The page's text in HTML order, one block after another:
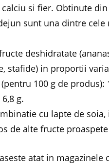
si fier. Obtinute
sunt una dintre
deshidratate
stafide) in proportii
100 g de produs):
g.
cu lapte de
de alte fructe
atat in